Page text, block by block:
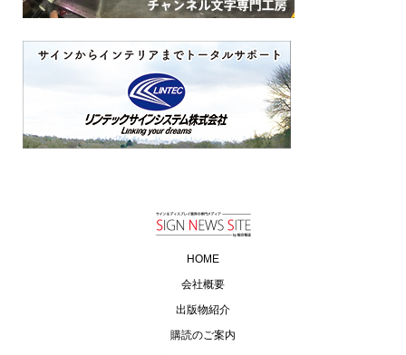
HOME
会社概要
出版物紹介
購読のご案内